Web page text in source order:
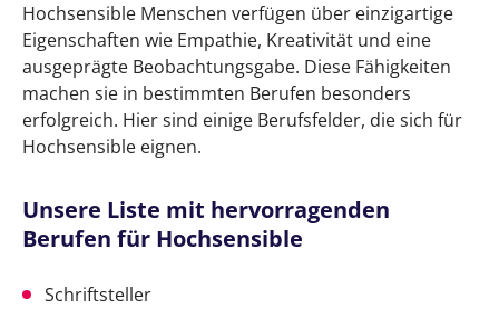
Hochsensible Menschen verfügen über einzigartige
Eigenschaften wie Empathie, Kreativität und eine
ausgeprägte Beobachtungsgabe. Diese Fähigkeiten
machen sie in bestimmten Berufen besonders
erfolgreich. Hier sind einige Berufsfelder, die sich für
Hochsensible eignen.
Unsere Liste mit hervorragenden
Berufen für Hochsensible
Schriftsteller